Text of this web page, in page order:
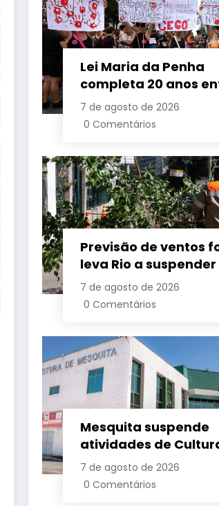
Lei Maria da Penha
completa 20 anos
avanços e desafios
7 de agosto de 2026
0 Comentários
Previsão de ventos
leva Rio a
nesta sexta
7 de agosto de 2026
0 Comentários
Mesquita suspende
atividades de
Esporte nesta sexta-
(7)
7 de agosto de 2026
0 Comentários